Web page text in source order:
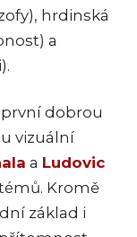
hrdinská
a
dobrou
vizuální
a Ludovic
Kromě
základ i